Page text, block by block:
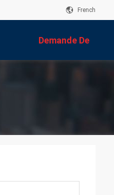
French
Demande De
Soumission